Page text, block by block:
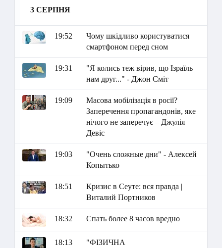
3 СЕРПНЯ
19:52
Чому шкідливо користуватися
смартфоном перед сном
19:31
"Я колись теж вірив, що Ізраїль
нам друг..." - Джон Сміт
19:09
Масова мобілізація в росії?
Заперечення пропагандонів, яке
нічого не заперечує – Джулія
Девіс
19:03
"Очень сложные дни" - Алексей
Копытько
18:51
Кризис в Сеуте: вся правда |
Виталий Портников
18:32 Спать более 8 часов вредно
18:13
"ФІЗИЧНА